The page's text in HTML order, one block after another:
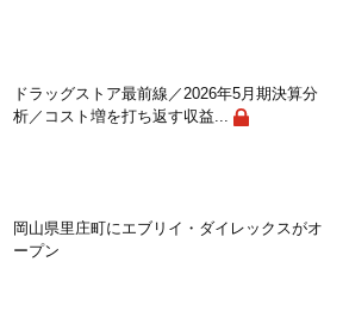
ドラッグストア最前線／2026年5月期決算分
析／コスト増を打ち返す収益...
岡山県里庄町にエブリイ・ダイレックスがオ
ープン